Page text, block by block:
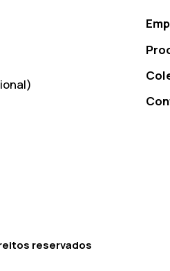
reservados